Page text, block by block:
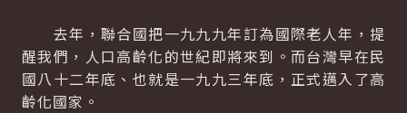
去年，聯合國把一九九九年訂為國際老人年，提
醒我們，人口高齡化的世紀即將來到。而台灣早在民
國八十二年底、也就是一九九三年底，正式邁入了高
齡化國家。